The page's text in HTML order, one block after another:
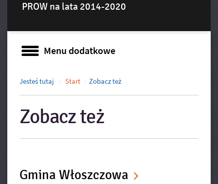
PROW na lata 2014-2020
Menu dodatkowe
Menu dodatkowe
Jesteś tutaj Start Zobacz też
Zobacz też
Gmina Włoszczowa